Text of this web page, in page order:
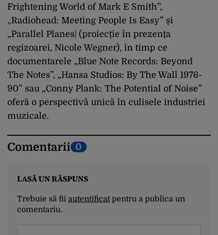
Frightening World of Mark E Smith”,
„Radiohead: Meeting People Is Easy” și
„Parallel Planes| (proiecție în prezența
regizoarei, Nicole Wegner), în timp ce
documentarele „Blue Note Records: Beyond
The Notes”, „Hansa Studios: By The Wall 1976-
90” sau „Conny Plank: The Potential of Noise”
oferă o perspectivă unică în culisele industriei
muzicale.
Comentarii 0
LASĂ UN RĂSPUNS
Trebuie să fii autentificatpentru a publica un
comentariu.